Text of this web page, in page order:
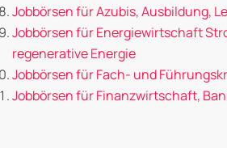
Jobbörsen für Azubis, Ausbildung,
Jobbörsen für Energiewirtschaft
regenerative Energie
Jobbörsen für Fach- und
Jobbörsen für Finanzwirtschaft,